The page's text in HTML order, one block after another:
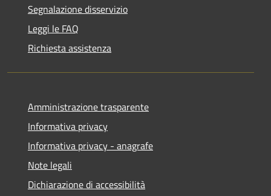
Segnalazione disservizio
Leggi le FAQ
Richiesta assistenza
Amministrazione trasparente
Informativa privacy
Informativa privacy - anagrafe
Note legali
Dichiarazione di accessibilità